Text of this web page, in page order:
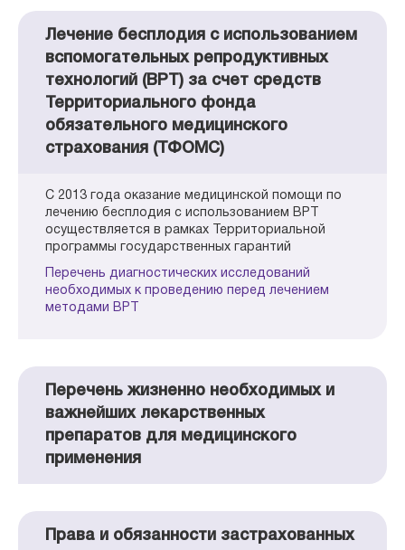
Лечение бесплодия с использованием
вспомогательных репродуктивных
технологий (ВРТ) за счет средств
Территориального фонда
обязательного медицинского
страхования (ТФОМС)
С 2013 года оказание медицинской помощи по
лечению бесплодия с использованием ВРТ
осуществляется в рамках Территориальной
программы государственных гарантий
Перечень диагностических исследований
необходимых к проведению перед лечением
методами ВРТ
Перечень жизненно необходимых и
важнейших лекарственных
препаратов для медицинского
применения
Права и обязанности застрахованных